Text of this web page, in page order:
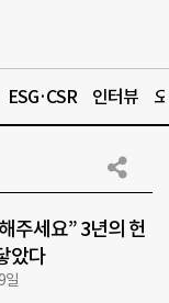
ESG·CSR 인터뷰
주세요” 3년의 헌
았다
일